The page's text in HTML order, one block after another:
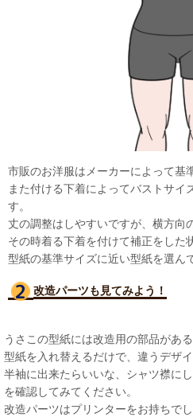
市販のお洋服はメーカーによって基
また付ける下着によってバストサイ
す。
丈の調整はしやすいですが、横方向
その時着る下着を付けて補正をした
型紙の基準サイズに近い型紙を選ん
改造パーツも見てみよう！
うさこの型紙には改造用の部品がある
型紙を入れ替えるだけで、違うデザ
半袖に出来たらいいな、シャツ襟に
を確認してみてください。
改造パーツはプリンターをお持ちで